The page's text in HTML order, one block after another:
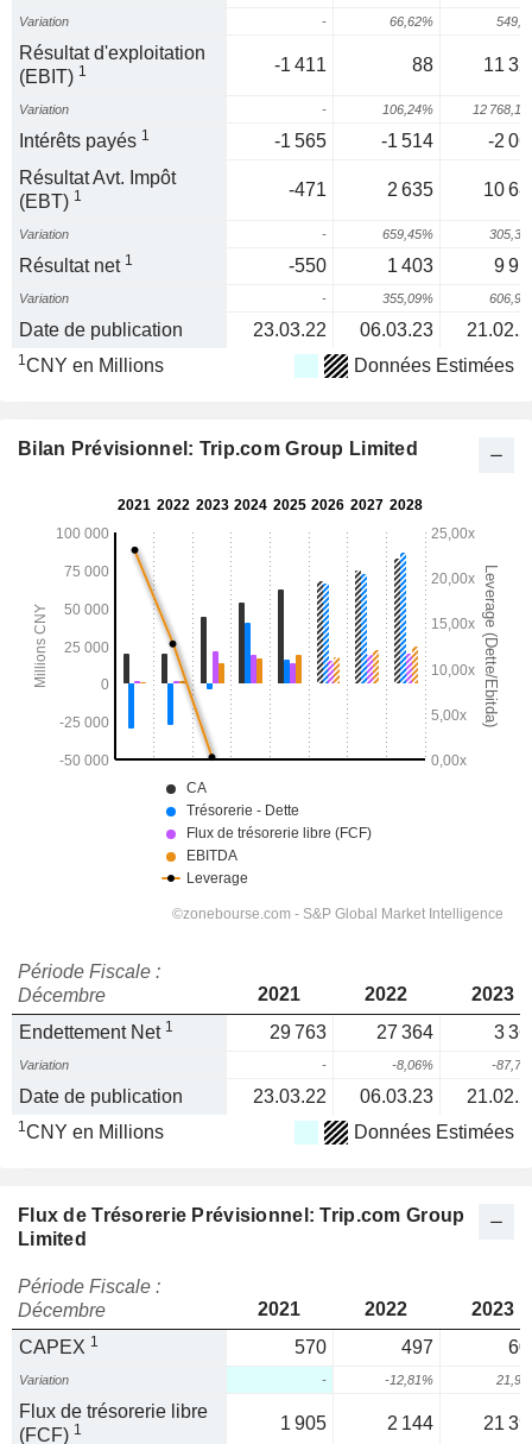
Variation - 66,62%
Résultat d'exploitation
(EBIT) 1 -1 411 88 11
Variation - 106,24% 12
Intérêts payés 1 -1 565 -1 514
-2
Résultat Avt. Impôt
(EBT) 1 -471 2 635 10
Variation - 659,45%
Résultat net 1 -550 1 403 9
Variation - 355,09%
Date de publication 23.03.22 06.03.23
1CNY en Millions Données Estimées
Bilan Prévisionnel: Trip.com Group Limited
Période Fiscale :
Décembre
2021 2022
2023
Endettement Net 1 29 763 27 364 3
Variation - -8,06% -
Date de publication 23.03.22 06.03.23
1CNY en Millions Données Estimées
Flux de Trésorerie Prévisionnel: Trip.com Group
Limited
Période Fiscale :
Décembre
2021 2022
2023
CAPEX 1 570 497
Variation - -12,81%
Flux de trésorerie libre
(FCF) 1 1 905 2 144 21